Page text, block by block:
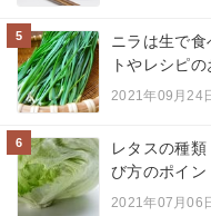
5
ニラは生で
トやレシピ
2021年09月24
6
レタスの種
び方のポイン
2021年07月06